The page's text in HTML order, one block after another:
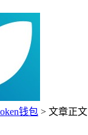
钱包 > 文章正文